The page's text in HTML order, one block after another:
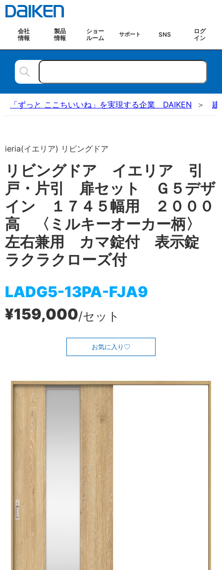
会社
情報
製品
情報
ショー
ルーム
サポート SNS
ログ
イン
「ずっと ここちいいね」を実現する企業 DAIKEN 建
ieria(イエリア) リビングドア
リビングドア イエリア 引
戸・片引 扉セット Ｇ５デザ
イン １７４５幅用 ２０００
高 〈ミルキーオーカー柄〉
左右兼用 カマ錠付 表示錠
ラクラクローズ付
LADG5-13PA-FJA9
¥159,000/セット
お気に入り